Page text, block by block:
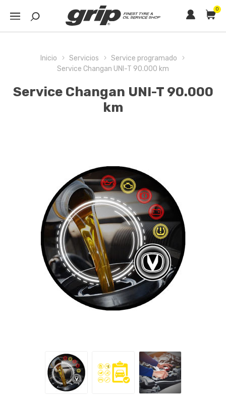
0
Inicio Servicios
Service programado
Service Changan UNI-T 90.000 km
Service Changan UNI-T 90.000
km